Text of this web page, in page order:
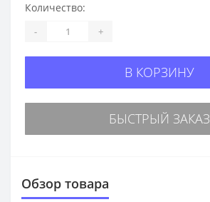
Количество:
- +
В КОРЗИНУ
БЫСТРЫЙ ЗАКАЗ
Обзор товара